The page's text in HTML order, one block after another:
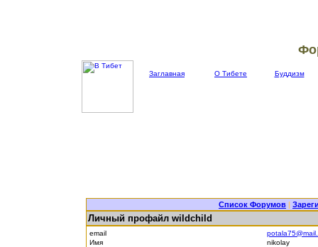
Заглавная О Тибете Буддизм
Список Форумов |
Личный профайл wildchild
email
Имя
nikolay